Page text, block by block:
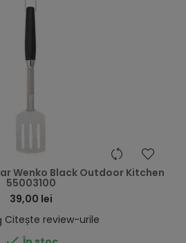
Wenko Black Outdoor Kitchen
55003100
39,00 lei
Citește review-urile